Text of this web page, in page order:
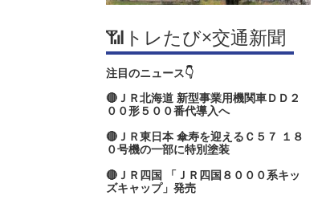
📶トレたび×交通新聞
注目のニュース👇
🔴ＪＲ北海道 新型事業用機関車ＤＤ２
００形５００番代導入へ
🔴ＪＲ東日本 傘寿を迎えるＣ５７ １８
０号機の一部に特別塗装
🔴ＪＲ四国 「ＪＲ四国８０００系キッ
ズキャップ」発売